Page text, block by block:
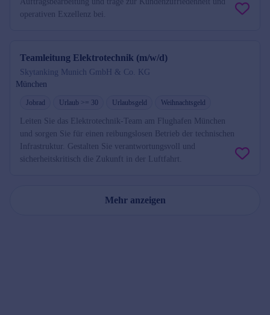
operativen Exzellenz bei.
Teamleitung Elektrotechnik (m/w/d)
Skytanking Munich GmbH & Co. KG
München
Jobrad Urlaub >= 30 Urlaubsgeld Weihnachtsgeld
Leiten Sie das Elektrotechnik-Team am Flughafen München
und sorgen Sie für einen reibungslosen Betrieb der technischen
Infrastruktur. Gestalten Sie verantwortungsvoll und
sicherheitskritisch die Zukunft in der Luftfahrt.
Mehr anzeigen